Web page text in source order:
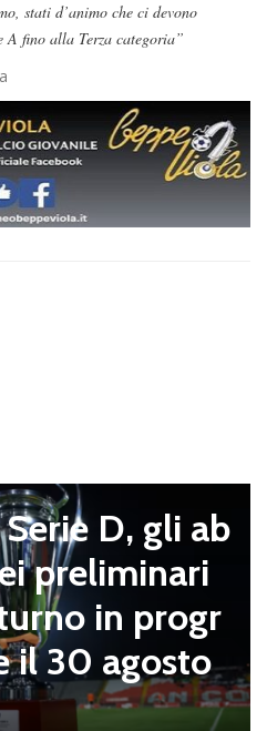
stati d’animo che ci devono
fino alla Terza categoria”
D, gli ab
preliminari
in progr
il 30 agosto